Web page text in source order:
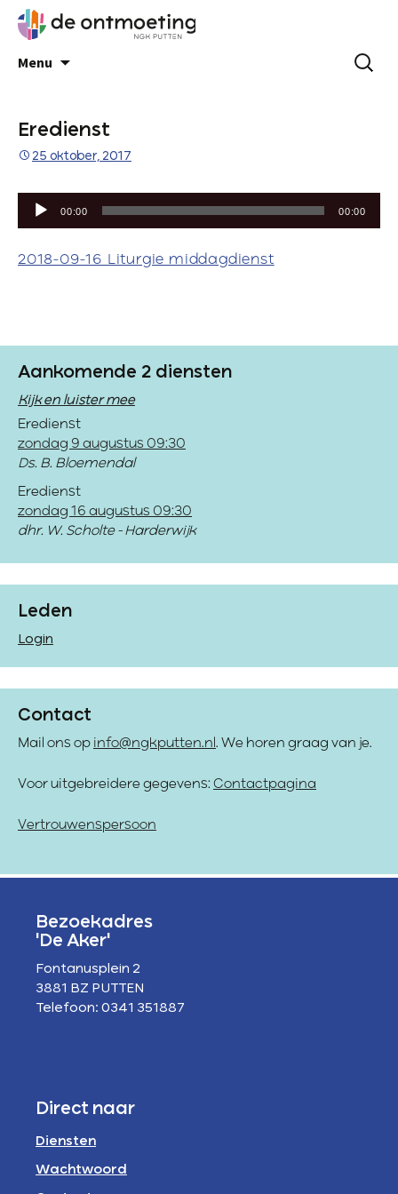
Menu
Eredienst
25 oktober, 2017
Audiospeler
00:00 00:00
2018-09-16 Liturgie middagdienst
Aankomende 2 diensten
Kijk en luister mee
Eredienst
zondag 9 augustus 09:30
Ds. B. Bloemendal
Eredienst
zondag 16 augustus 09:30
dhr. W. Scholte - Harderwijk
Leden
Login
Contact
Mail ons op info@ngkputten.nl . We horen graag van je.
Voor uitgebreidere gegevens: Contactpagina
Vertrouwenspersoon
Bezoekadres
'De Aker'
Fontanusplein 2
3881 BZ PUTTEN
Telefoon: 0341 351887
Direct naar
Diensten
Wachtwoord